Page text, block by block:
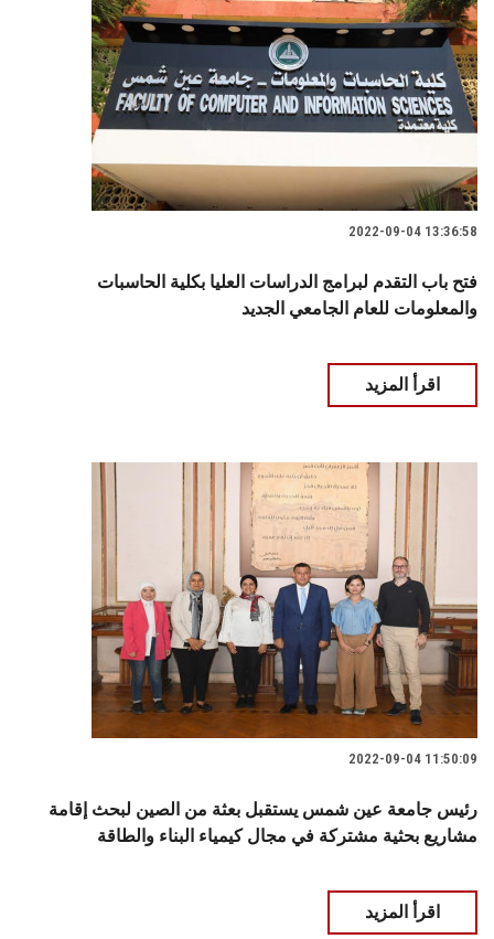
2022-09-04 13:36:58
فتح باب التقدم لبرامج الدراسات العليا بكلية الحاسبات
والمعلومات للعام الجامعي الجديد
اقرأ المزيد
2022-09-04 11:50:09
رئيس جامعة عين شمس يستقبل بعثة من الصين لبحث إقامة
مشاريع بحثية مشتركة في مجال كيمياء البناء والطاقة
اقرأ المزيد